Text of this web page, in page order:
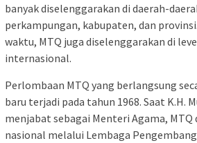
banyak diselenggarakan di daerah-
perkampungan, kabupaten, dan
waktu, MTQ juga diselenggarakan di
internasional.
Perlombaan MTQ yang berlangsung
baru terjadi pada tahun 1968. Saat K.H.
menjabat sebagai Menteri Agama, MTQ
nasional melalui Lembaga